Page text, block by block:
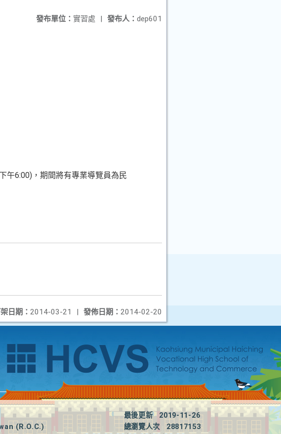
發布人： dep601
發布單位： 實習處 |
午6:00)，期間將有專業導覽員為民
發佈日期： 2014-02-20
日期： 2014-03-21 |
(R.O.C.)
最後更新
2019-11-26
總瀏覽人次
28817153